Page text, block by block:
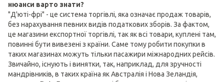
нюанси варто знати?
"Д'юті-фрі" - це система торгівлі, яка означає продаж товарів,
без нарахування певних видів податкових зборів. За фактом,
це магазини експортної торгівлі, так як всі товари, куплені там,
повинні бути вивезені з країни. Саме тому робити покупки в
таких магазинах можуть тільки пасажири міжнародних рейсів.
Звичайно, існують і винятки, так, наприклад, для зручності
мандрівників, в таких країна як Австралія і Нова Зеландія,